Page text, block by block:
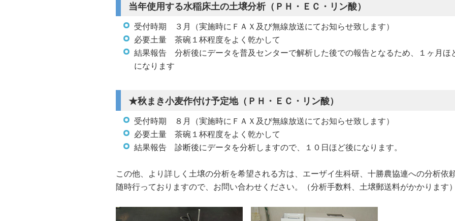
当年使用する水稲床土の土壌分析（ＰＨ・ＥＣ・リン酸）
受付時期 ３月（実施時にＦＡＸ及び無線放送にてお知らせ致します）
必要土量 茶碗１杯程度をよく乾かして
結果報告 分析後にデータを普及センターで解析した後での報告となるため、１ヶ月ほ
になります
★秋まき小麦作付け予定地（ＰＨ・ＥＣ・リン酸）
受付時期 ８月（実施時にＦＡＸ及び無線放送にてお知らせ致します）
必要土量 茶碗１杯程度をよく乾かして
結果報告 診断後にデータを分析しますので、１０日ほど後になります。
この他、より詳しく土壌の分析を希望される方は、エーザイ生科研、十勝農協連への分析依
随時行っておりますので、お問い合わせください。（分析手数料、土壌郵送料がかかります）